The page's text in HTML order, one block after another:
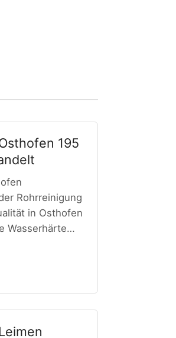
195
Rohrreinigung
in Osthofen
Wasserhärte…